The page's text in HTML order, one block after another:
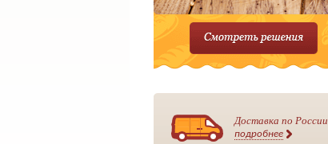
Доставка по России
подробнее